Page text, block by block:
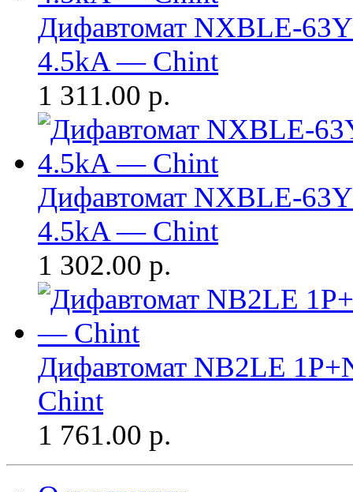
Дифавтомат NXBLE-
4.5kA — Chint
1 311.00 р.
Дифавтомат NXBLE-
4.5kA — Chint
1 302.00 р.
Дифавтомат NB2LE
Chint
1 761.00 р.